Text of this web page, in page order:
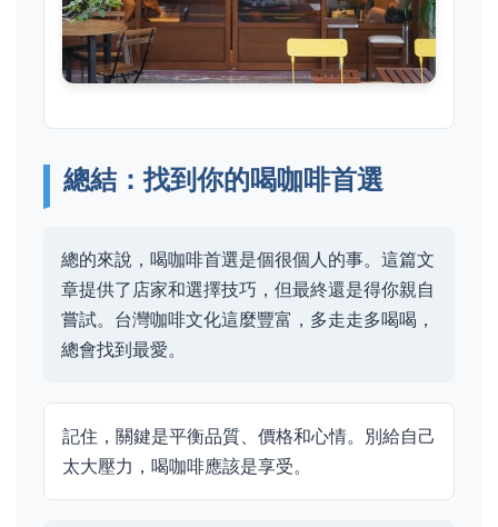
總結：找到你的喝咖啡首選
總的來說，喝咖啡首選是個很個人的事。這篇文
章提供了店家和選擇技巧，但最終還是得你親自
嘗試。台灣咖啡文化這麼豐富，多走走多喝喝，
總會找到最愛。
記住，關鍵是平衡品質、價格和心情。別給自己
太大壓力，喝咖啡應該是享受。